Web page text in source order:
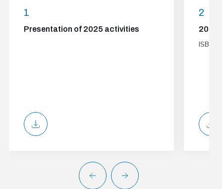
1
Presentation of 2025 activities
2
ISBN: